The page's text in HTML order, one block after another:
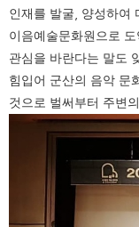
인재를 발굴
양성하여
이음예술문화원으로
관심을 바란다는 말도
힘입어 군산의 음악 문
것으로 벌써부터 주변